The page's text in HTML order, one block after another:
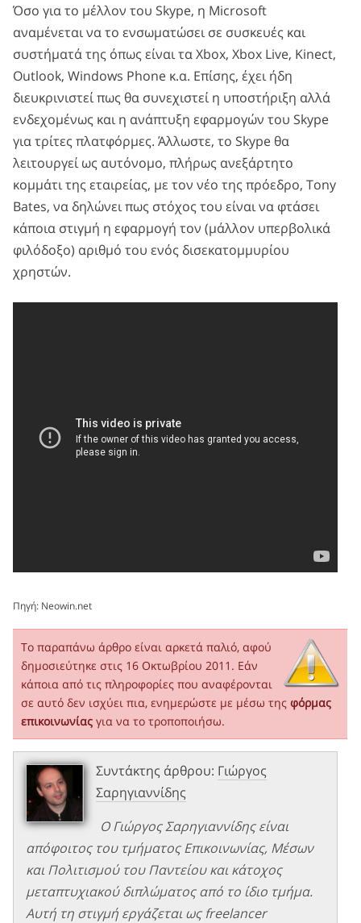
Όσο για το μέλλον του Skype, η Microsoft
αναμένεται να το ενσωματώσει σε συσκευές και
συστήματά της όπως είναι τα Xbox, Xbox Live, Kinect,
Outlook, Windows Phone κ.α. Επίσης, έχει ήδη
διευκρινιστεί πως θα συνεχιστεί η υποστήριξη αλλά
ενδεχομένως και η ανάπτυξη εφαρμογών του Skype
για τρίτες πλατφόρμες. Άλλωστε, το Skype θα
λειτουργεί ως αυτόνομο, πλήρως ανεξάρτητο
κομμάτι της εταιρείας, με τον νέο της πρόεδρο, Tony
Bates, να δηλώνει πως στόχος του είναι να φτάσει
κάποια στιγμή η εφαρμογή τον (μάλλον υπερβολικά
φιλόδοξο) αριθμό του ενός δισεκατομμυρίου
χρηστών.
Πηγή: Neowin.net
Το παραπάνω άρθρο είναι αρκετά παλιό, αφού
δημοσιεύτηκε στις 16 Οκτωβρίου 2011. Εάν
κάποια από τις πληροφορίες που αναφέρονται
σε αυτό δεν ισχύει πια, ενημερώστε με μέσω της φόρμας
επικοινωνίας για να το τροποποιήσω.
Συντάκτης άρθρου: Γιώργος
Σαρηγιαννίδης
Ο Γιώργος Σαρηγιαννίδης είναι
απόφοιτος του τμήματος Επικοινωνίας, Μέσων
και Πολιτισμού του Παντείου και κάτοχος
μεταπτυχιακού διπλώματος από το ίδιο τμήμα.
Αυτή τη στιγμή εργάζεται ως freelancer